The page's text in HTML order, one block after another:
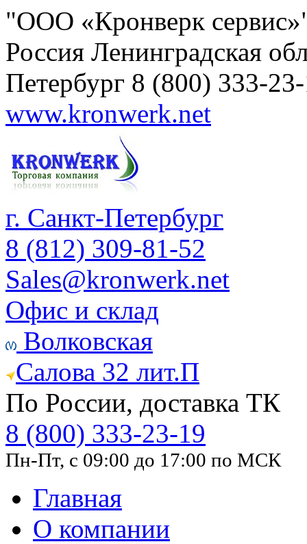
"ООО «Кронверк
Россия Ленинградская
Петербург 8 (800) 333-
www.kronwerk.net
г. Санкт-Петербург
8 (812) 309-81-52
Sales@kronwerk.net
Офис и склад
Волковская
Салова 32 лит.П
По России, доставка ТК
8 (800) 333-23-19
Пн-Пт, с 09:00 до 17:00 по МСК
Главная
О компании